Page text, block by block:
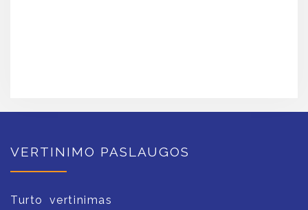
VERTINIMO PASLAUGOS
Turto vertinimas